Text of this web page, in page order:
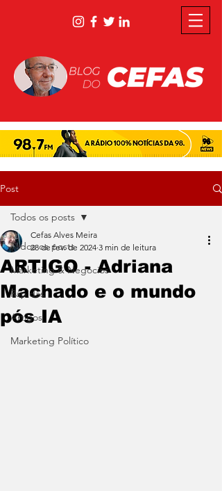
Post
Todos os posts
Marketing & Negócios
Rápidas
Artigos
Marketing Político
Todos os posts
ARTIGO - Adriana
Machado e o mundo
pós IA
Cefas Alves Meira
28 de fev. de 2024 3 min de leitura